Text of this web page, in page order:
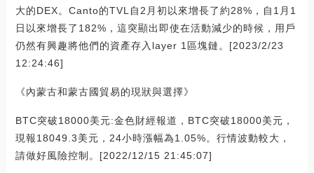
大的DEX。Canto的TVL自2月初以來增長了約28%，自1月1
日以來增長了182%，這突顯出即使在活動減少的時候，用戶
仍然有興趣將他們的資產存入layer 1區塊鏈。[2023/2/23
12:24:46]
《內蒙古和蒙古國貿易的現狀與選擇》
BTC突破18000美元:金色財經報道，BTC突破18000美元，
現報18049.3美元，24小時漲幅為1.05%。行情波動較大，
請做好風險控制。[2022/12/15 21:45:07]